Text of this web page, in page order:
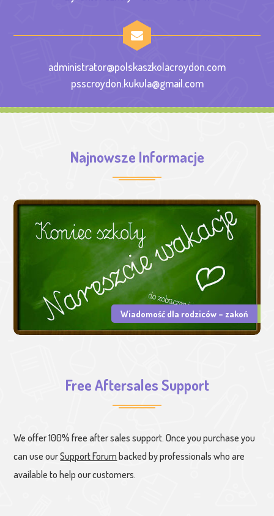
administrator@polskaszkolacroydon.com
psscroydon.kukula@gmail.com
Najnowsze Informacje
Wiadomość dla rodziców – zakoń
Free Aftersales Support
We offer 100% free after sales support. Once you purchase you
can use ourSupport Forum backed by professionals who are
available to help our customers.